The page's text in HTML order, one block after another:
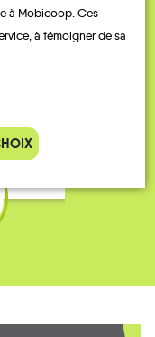
mais le
toujours
Rezo
à Mobicoop. Ces
à témoigner de sa